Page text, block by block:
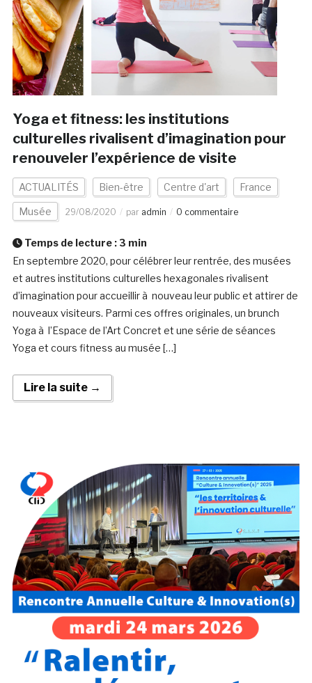
Yoga et fitness: les institutions
culturelles rivalisent d’imagination pour
renouveler l’expérience de visite
ACTUALITÉS Bien-être Centre d'art France
Musée 29/08/2020 par admin 0 commentaire
Temps de lecture : 3 min
En septembre 2020, pour célébrer leur rentrée, des musées
et autres institutions culturelles hexagonales rivalisent
d’imagination pour accueillir à nouveau leur public et attirer de
nouveaux visiteurs. Parmi ces offres originales, un brunch
Yoga à l’Espace de l’Art Concret et une série de séances
Yoga et cours fitness au musée […]
Lire la suite →